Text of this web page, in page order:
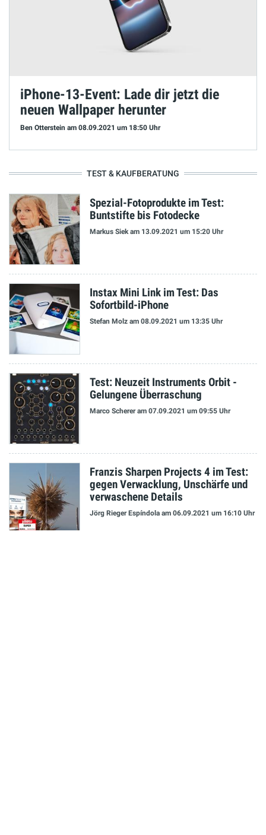
iPhone-13-Event: Lade dir jetzt die
neuen Wallpaper herunter
Ben Otterstein am 08.09.2021 um 18:50 Uhr
TEST & KAUFBERATUNG
Spezial-Fotoprodukte im Test:
Buntstifte bis Fotodecke
Markus Siek am 13.09.2021 um 15:20 Uhr
Instax Mini Link im Test: Das
Sofortbild-iPhone
Stefan Molz am 08.09.2021 um 13:35 Uhr
Test: Neuzeit Instruments Orbit -
Gelungene Überraschung
Marco Schereram 07.09.2021 um 09:55 Uhr
Franzis Sharpen Projects 4 im Test:
gegen Verwacklung, Unschärfe und
verwaschene Details
Jörg Rieger Espíndola am 06.09.2021 um 16:10 Uhr